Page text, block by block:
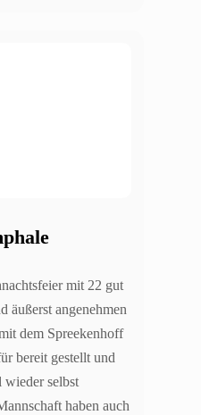
mit 22 gut
äußerst angenehmen
dem Spreekenhoff
bereit gestellt und
wieder selbst
haben auch